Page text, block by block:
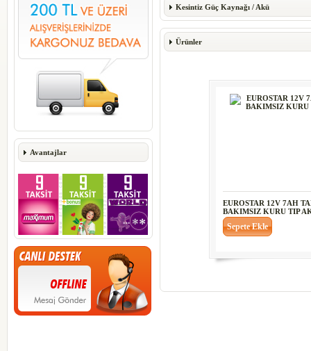
Avantajlar
Kesintiz Güç Kaynağı / Akü
Ürünler
EUROSTAR 12V 7AH
BAKIMSIZ KURU TIP
Sepete Ekle